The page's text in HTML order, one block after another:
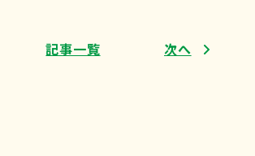
記事一覧 次へ